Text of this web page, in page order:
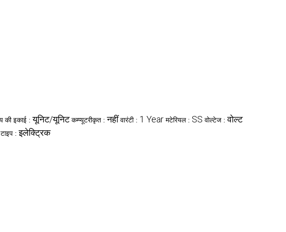
की इकाई :यूनिट/यूनिट कम्प्यूटरीकृत :नहीं वारंटी : 1 Year मटेरियल : SS वोल्टेज :वोल्ट
टाइप :इलेक्ट्रिक